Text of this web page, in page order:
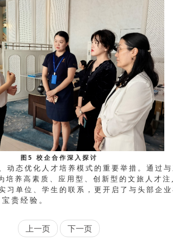
图5 校企合作深入探讨
态优化人才培养模式的重要举措。通过
养高素质、应用型、创新型的文旅人才注
单位、学生的联系，更开启了与头部企
贵经验。
上一页 下一页